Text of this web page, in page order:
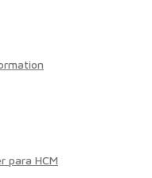
para HCM